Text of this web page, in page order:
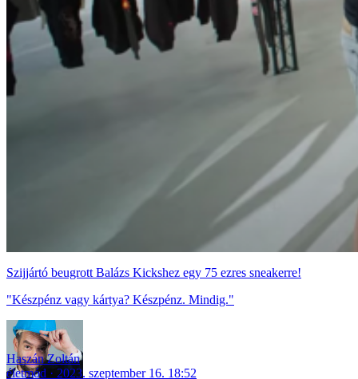
Szijjártó beugrott Balázs Kickshez egy 75 ezres sneakerre!
"Készpénz vagy kártya? Készpénz. Mindig."
Haszán Zoltán
életmód
2023. szeptember 16. 18:52